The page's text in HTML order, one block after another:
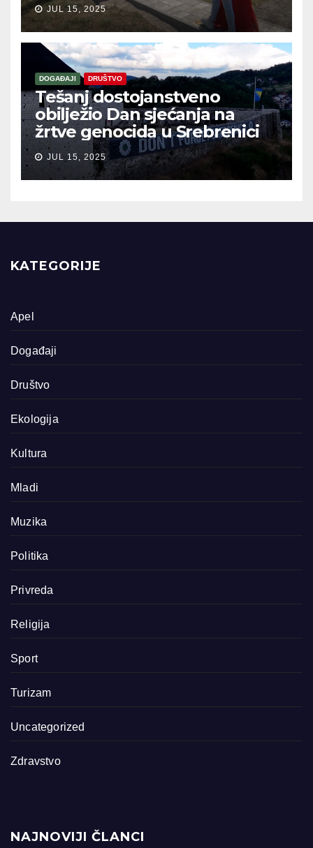
JUL 15, 2025
DOGAĐAJI DRUŠTVO
Tešanj dostojanstveno
obilježio Dan sjećanja na
žrtve genocida u Srebrenici
JUL 15, 2025
KATEGORIJE
Apel
Događaji
Društvo
Ekologija
Kultura
Mladi
Muzika
Politika
Privreda
Religija
Sport
Turizam
Uncategorized
Zdravstvo
NAJNOVIJI ČLANCI